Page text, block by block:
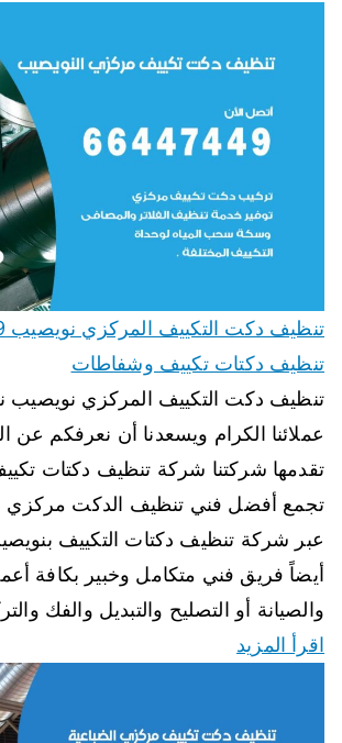
تنظيف دكتات تكييف وشفاطات
تنظيف دكت التكييف المركزي نويصيب
عملائنا الكرام ويسعدنا أن نعرفكم عن
تقدمها شركتنا شركة تنظيف دكتات
تجمع أفضل فني تنظيف الدكت مركزي
عبر شركة تنظيف دكتات التكييف
أيضاً فريق فني متكامل وخبير بكافة
والصيانة أو التصليح والتبديل والفك
اقرأ المزيد